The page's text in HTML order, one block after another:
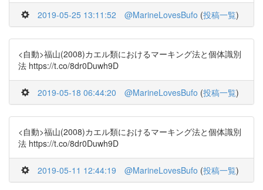
2019-05-25 13:11:52 @MarineLovesBufo (投稿一覧)
<自動>福山(2008)カエル類におけるマーキング法と個体識別
法 https://t.co/8dr0Duwh9D
2019-05-18 06:44:20 @MarineLovesBufo (投稿一覧)
<自動>福山(2008)カエル類におけるマーキング法と個体識別
法 https://t.co/8dr0Duwh9D
2019-05-11 12:44:19 @MarineLovesBufo (投稿一覧)